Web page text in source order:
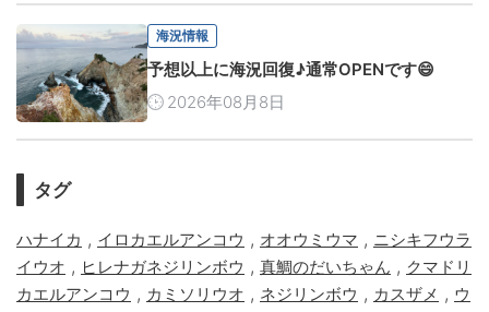
海況情報
予想以上に海況回復♪通常OPENです😄
2026年08月8日
タグ
ハナイカ , イロカエルアンコウ , オオウミウマ , ニシキフウラ
イウオ , ヒレナガネジリンボウ , 真鯛のだいちゃん , クマドリ
カエルアンコウ , カミソリウオ , ネジリンボウ , カスザメ , ウ